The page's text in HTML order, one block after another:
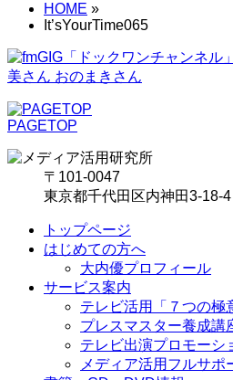
HOME »
It’sYourTime065
PAGETOP
〒101-0047
東京都千代田区内神田3-18-
トップページ
はじめての方へ
大内優プロフィール
サービス案内
テレビ活用「７つの極
プレスマスター養成講
テレビ出演プロモーシ
メディア活用フルサポ